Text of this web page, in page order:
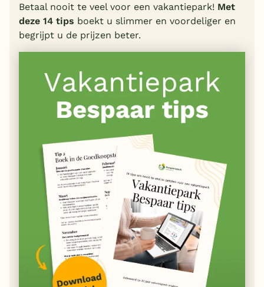
Betaal nooit te veel voor een vakantiepark! Met
deze 14 tips boekt u slimmer en voordeliger en
begrijpt u de prijzen beter.